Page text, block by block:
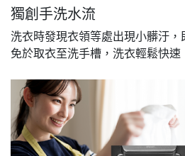
獨創手洗水流
洗衣時發現衣領等處出現小髒汙，
免於取衣至洗手槽，洗衣輕鬆快速